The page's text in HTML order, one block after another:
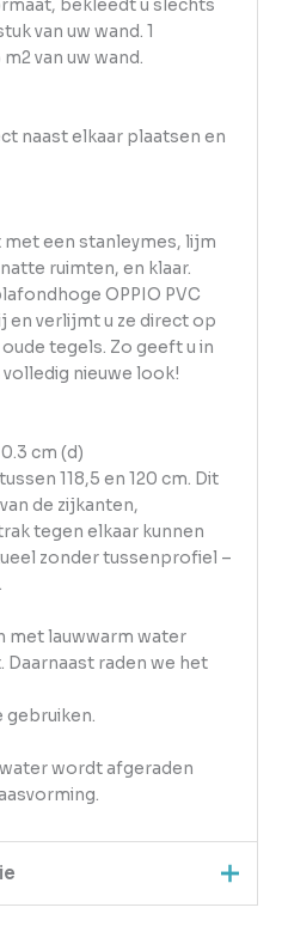
bekleedt u slechts
van uw wand. 1
van uw wand.
naast elkaar plaatsen en
een stanleymes, lijm
ruimten, en klaar.
OPPIO PVC
en verlijmt u ze direct op
tegels. Zo geeft u in
nieuwe look!
cm (d)
118,5 en 120 cm. Dit
de zijkanten,
tegen elkaar kunnen
zonder tussenprofiel –
met lauwwarm water
raden we het
gebruiken.
wordt afgeraden